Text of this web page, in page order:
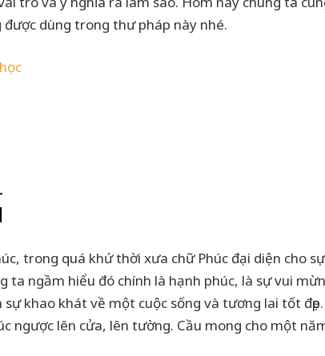
dùng trong thư pháp này nhé.
trong quá khứ thời xưa chữ Phúc đại diện cho
ta ngầm hiểu đó chính là hạnh phúc, là sự vui
khao khát về một cuộc sống và tương lai tốt
ngược lên cửa, lên tường. Cầu mong cho một